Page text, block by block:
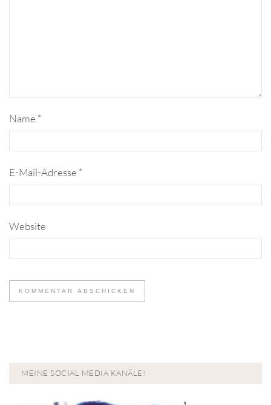
Name *
E-Mail-Adresse *
Website
MEINE SOCIAL MEDIA KANÄLE!